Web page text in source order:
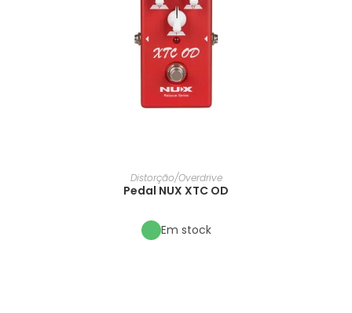
Distorção/Overdrive
Pedal NUX XTC OD
Em stock